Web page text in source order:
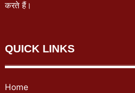
करते हैं।
QUICK LINKS
Home